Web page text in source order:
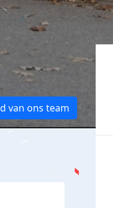
van ons team